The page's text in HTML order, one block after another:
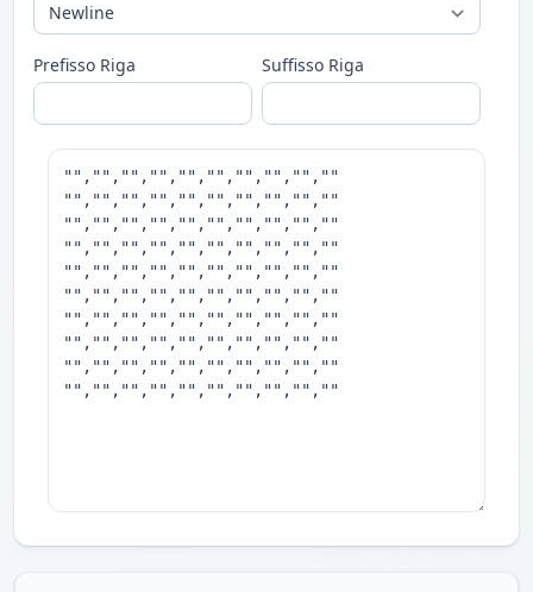
Prefisso Riga Suffisso Riga